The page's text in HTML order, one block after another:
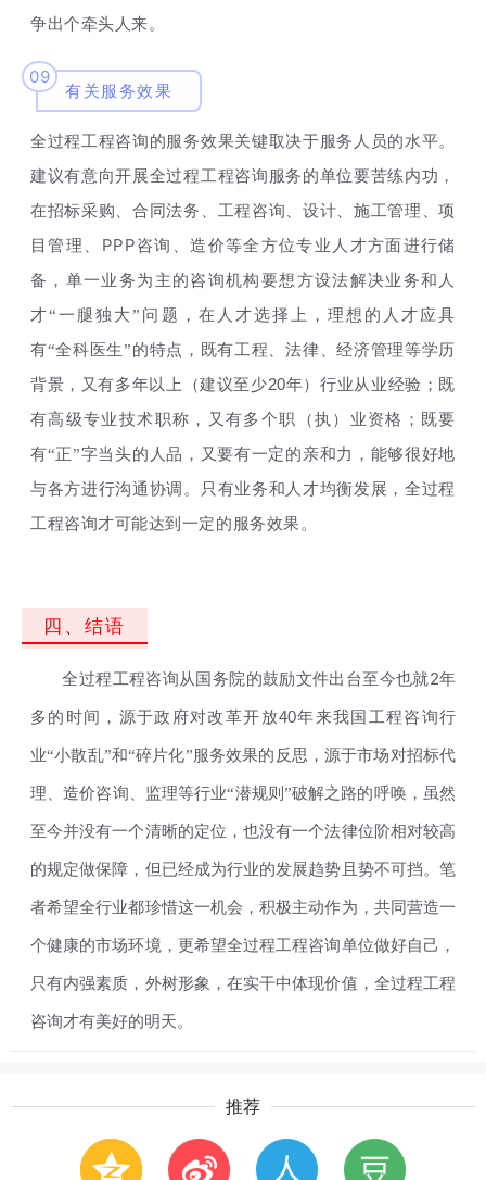
争出个牵头人来。
09
有关服务效果
全过程工程咨询的服务效果关键取决于服务人员的水平。
建议有意向开展全过程工程咨询服务的单位要苦练内功，
在招标采购、合同法务、工程咨询、设计、施工管理、项
目管理、 PPP咨询、造价等全方位专业人才方面进行储
备，单一业务为主的咨询机构要想方设法解决业务和人
才“一腿独大”问题，在人才选择上，理想的人才应具
有“全科医生”的特点，既有工程、法律、经济管理等学历
背景，又有多年以上（建议至少20年）行业从业经验；既
有高级专业技术职称，又有多个职（执）业资格；既要
有“正”字当头的人品，又要有一定的亲和力，能够很好地
与各方进行沟通协调。只有业务和人才均衡发展，全过程
工程咨询才可能达到一定的服务效果。
四、结语
全过程工程咨询从国务院的鼓励文件出台至今也就2年
多的时间，源于政府对改革开放40年来我国工程咨询行
业“小散乱”和“碎片化”服务效果的反思，源于市场对招标代
理、造价咨询、监理等行业“潜规则”破解之路的呼唤，虽然
至今并没有一个清晰的定位，也没有一个法律位阶相对较高
的规定做保障，但已经成为行业的发展趋势且势不可挡。笔
者希望全行业都珍惜这一机会，积极主动作为，共同营造一
个健康的市场环境，更希望全过程工程咨询单位做好自己，
只有内强素质，外树形象，在实干中体现价值，全过程工程
咨询才有美好的明天。
推荐